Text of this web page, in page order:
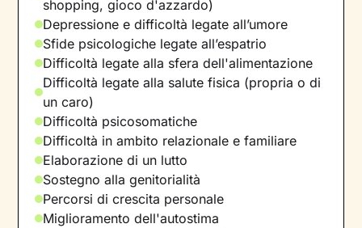
shopping, gioco d'azzardo)
Depressione e difficoltà legate all’umore
Sfide psicologiche legate all’espatrio
Difficoltà legate alla sfera dell'alimentazione
Difficoltà legate alla salute fisica (propria o di
un caro)
Difficoltà psicosomatiche
Difficoltà in ambito relazionale e familiare
Elaborazione di un lutto
Sostegno alla genitorialità
Percorsi di crescita personale
Miglioramento dell'autostima